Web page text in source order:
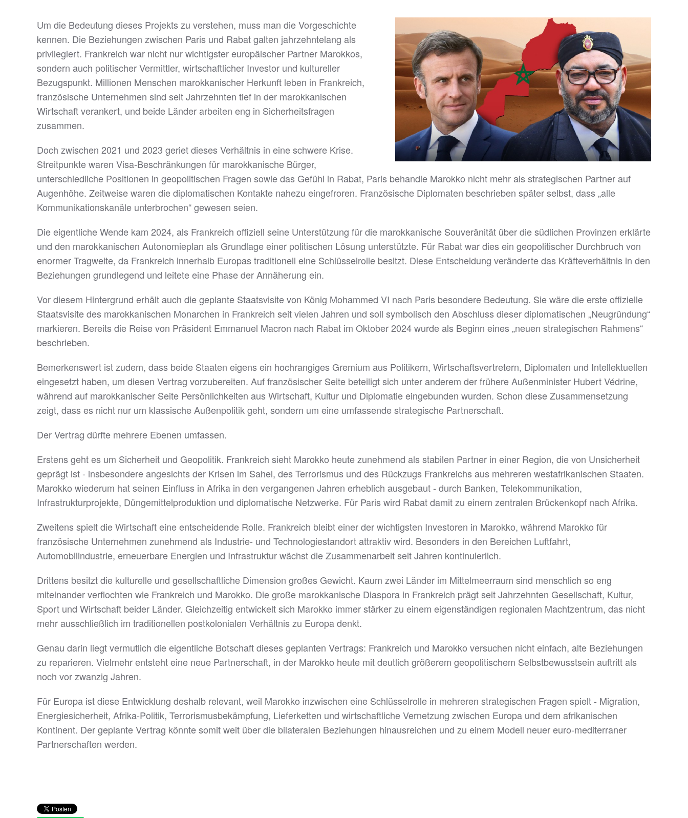
Um die Bedeutung dieses Projekts zu verstehen, muss man die Vorgeschichte
kennen. Die Beziehungen zwischen Paris und Rabat galten jahrzehntelang als
privilegiert. Frankreich war nicht nur wichtigster europäischer Partner Marokkos,
sondern auch politischer Vermittler, wirtschaftlicher Investor und kultureller
Bezugspunkt. Millionen Menschen marokkanischer Herkunft leben in Frankreich,
französische Unternehmen sind seit Jahrzehnten tief in der marokkanischen
Wirtschaft verankert, und beide Länder arbeiten eng in Sicherheitsfragen
zusammen.
Doch zwischen 2021 und 2023 geriet dieses Verhältnis in eine schwere Krise.
Streitpunkte waren Visa-Beschränkungen für marokkanische Bürger,
unterschiedliche Positionen in geopolitischen Fragen sowie das Gefühl in Rabat, Paris behandle Marokko nicht mehr als strategischen Partner auf
Augenhöhe. Zeitweise waren die diplomatischen Kontakte nahezu eingefroren. Französische Diplomaten beschrieben später selbst, dass „alle
Kommunikationskanäle unterbrochen“ gewesen seien.
Die eigentliche Wende kam 2024, als Frankreich offiziell seine Unterstützung für die marokkanische Souveränität über die südlichen Provinzen erklärte
und den marokkanischen Autonomieplan als Grundlage einer politischen Lösung unterstützte. Für Rabat war dies ein geopolitischer Durchbruch von
enormer Tragweite, da Frankreich innerhalb Europas traditionell eine Schlüsselrolle besitzt. Diese Entscheidung veränderte das Kräfteverhältnis in den
Beziehungen grundlegend und leitete eine Phase der Annäherung ein.
Vor diesem Hintergrund erhält auch die geplante Staatsvisite von König Mohammed VI nach Paris besondere Bedeutung. Sie wäre die erste offizielle
Staatsvisite des marokkanischen Monarchen in Frankreich seit vielen Jahren und soll symbolisch den Abschluss dieser diplomatischen „Neugründung“
markieren. Bereits die Reise von Präsident Emmanuel Macron nach Rabat im Oktober 2024 wurde als Beginn eines „neuen strategischen Rahmens“
beschrieben.
Bemerkenswert ist zudem, dass beide Staaten eigens ein hochrangiges Gremium aus Politikern, Wirtschaftsvertretern, Diplomaten und Intellektuellen
eingesetzt haben, um diesen Vertrag vorzubereiten. Auf französischer Seite beteiligt sich unter anderem der frühere Außenminister Hubert Védrine,
während auf marokkanischer Seite Persönlichkeiten aus Wirtschaft, Kultur und Diplomatie eingebunden wurden. Schon diese Zusammensetzung
zeigt, dass es nicht nur um klassische Außenpolitik geht, sondern um eine umfassende strategische Partnerschaft.
Der Vertrag dürfte mehrere Ebenen umfassen.
Erstens geht es um Sicherheit und Geopolitik. Frankreich sieht Marokko heute zunehmend als stabilen Partner in einer Region, die von Unsicherheit
geprägt ist - insbesondere angesichts der Krisen im Sahel, des Terrorismus und des Rückzugs Frankreichs aus mehreren westafrikanischen Staaten.
Marokko wiederum hat seinen Einfluss in Afrika in den vergangenen Jahren erheblich ausgebaut - durch Banken, Telekommunikation,
Infrastrukturprojekte, Düngemittelproduktion und diplomatische Netzwerke. Für Paris wird Rabat damit zu einem zentralen Brückenkopf nach Afrika.
Zweitens spielt die Wirtschaft eine entscheidende Rolle. Frankreich bleibt einer der wichtigsten Investoren in Marokko, während Marokko für
französische Unternehmen zunehmend als Industrie- und Technologiestandort attraktiv wird. Besonders in den Bereichen Luftfahrt,
Automobilindustrie, erneuerbare Energien und Infrastruktur wächst die Zusammenarbeit seit Jahren kontinuierlich.
Drittens besitzt die kulturelle und gesellschaftliche Dimension großes Gewicht. Kaum zwei Länder im Mittelmeerraum sind menschlich so eng
miteinander verflochten wie Frankreich und Marokko. Die große marokkanische Diaspora in Frankreich prägt seit Jahrzehnten Gesellschaft, Kultur,
Sport und Wirtschaft beider Länder. Gleichzeitig entwickelt sich Marokko immer stärker zu einem eigenständigen regionalen Machtzentrum, das nicht
mehr ausschließlich im traditionellen postkolonialen Verhältnis zu Europa denkt.
Genau darin liegt vermutlich die eigentliche Botschaft dieses geplanten Vertrags: Frankreich und Marokko versuchen nicht einfach, alte Beziehungen
zu reparieren. Vielmehr entsteht eine neue Partnerschaft, in der Marokko heute mit deutlich größerem geopolitischem Selbstbewusstsein auftritt als
noch vor zwanzig Jahren.
Für Europa ist diese Entwicklung deshalb relevant, weil Marokko inzwischen eine Schlüsselrolle in mehreren strategischen Fragen spielt - Migration,
Energiesicherheit, Afrika-Politik, Terrorismusbekämpfung, Lieferketten und wirtschaftliche Vernetzung zwischen Europa und dem afrikanischen
Kontinent. Der geplante Vertrag könnte somit weit über die bilateralen Beziehungen hinausreichen und zu einem Modell neuer euro-mediterraner
Partnerschaften werden.